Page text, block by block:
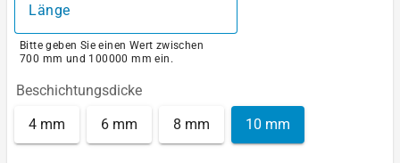
Länge
Bitte geben Sie einen Wert zwischen
700 mm und 100000 mm ein.
Beschichtungsdicke
4 mm 6 mm 8 mm 10 mm